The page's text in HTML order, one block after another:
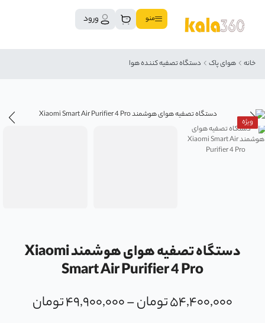
منو ورود
خانه هوای پاک دستگاه تصفیه کننده هوا
ویژه
دستگاه تصفیه هوای هوشمند Xiaomi
Smart Air Purifier 4 Pro
۵۴,۴۰۰,۰۰۰تومان–۴۹,۹۰۰,۰۰۰تومان